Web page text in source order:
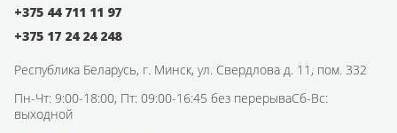
+375 44 711 11 97
+375 17 24 24 248
Республика Беларусь, г. Минск, ул. Свердлова д. 11, пом. 332
Пн-Чт: 9:00-18:00, Пт: 09:00-16:45 без перерываСб-Вс:
выходной